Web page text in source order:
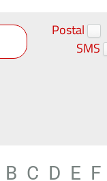
Postal
SMS
B C D E F